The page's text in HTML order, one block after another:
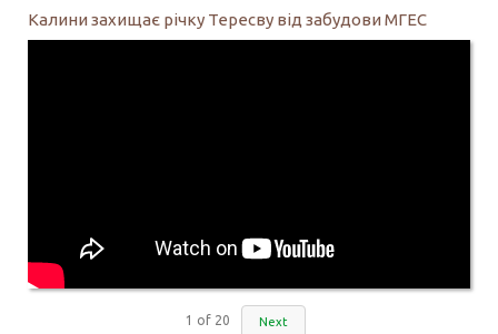
Калини захищає річку Тересву від забудови МГЕС
1 of 20 Next